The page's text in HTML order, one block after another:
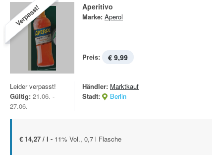
Verpasst! Aperitivo
Marke: Aperol
Preis: € 9,99
Leider verpasst!
Gültig: 21.06. -
27.06.
Händler: Marktkauf
Stadt:
Berlin
€ 14,27 / l - 11% Vol., 0,7 l Flasche